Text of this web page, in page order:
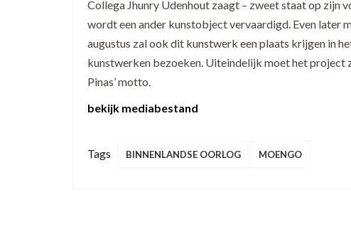
Collega Jhunry Udenhout zaagt – zweet staat op zijn
wordt een ander kunstobject vervaardigd. Even later
augustus zal ook dit kunstwerk een plaats krijgen in
kunstwerken bezoeken. Uiteindelijk moet het project
Pinas’ motto.
bekijk mediabestand
Tags BINNENLANDSE OORLOG MOENGO